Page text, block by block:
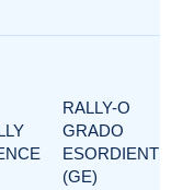
RALLY-O
GRADO
ESORDIENTI
(GE)